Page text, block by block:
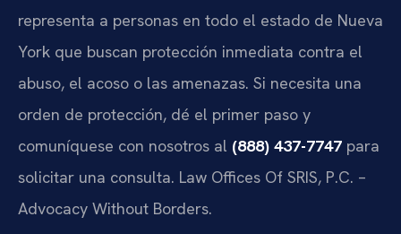
representa a personas en todo el estado de Nueva
York que buscan protección inmediata contra el
abuso, el acoso o las amenazas. Si necesita una
orden de protección, dé el primer paso y
comuníquese con nosotros al (888) 437-7747 para
solicitar una consulta. Law Offices Of SRIS, P.C. –
Advocacy Without Borders.